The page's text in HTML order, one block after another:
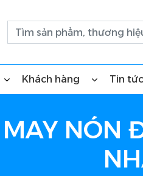
Khách hàng Tin tức
NÓN